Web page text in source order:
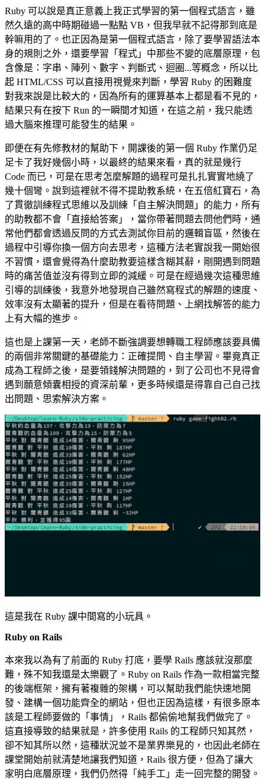
Ruby 可以說是真正意義上我正式學習的第一個程式語言，雖
然久遠的高中時期碰過一點點 VB，但我早就不記得那到底是
幹嘛用的了。也正因為是第一個程式語言，除了要學習語法本
身的規則之外，還要學習「程式」中那些不變的底層原理，包
含像是：字串、陣列、數字、判斷式、迴圈...等概念，所以比
起 HTML/CSS 可以直接用視覺來判斷，學習 Ruby 的困難度
對我來說是比較大的，因為所有的運算基本上都是看不見的，
結果只有在按下 Run 的一瞬間才知道，在這之前，我只能透
過大腦來推理可能發生的結果。
即便在有先修教材的幫助下，開課後的第一個 Ruby 作業仍足
足卡了我好幾個小時，以最終的結果來看，真的就是幾行
Code 而已，可是在思考怎麼解題的過程可是扎扎實實地繞了
幾十個彎。說到這裡就不得不提助教系統，在五倍紅寶石，為
了貫徹訓練程式思維以及訓練「自主解決問題」的能力，所有
的助教都不會「直接給答案」，當你帶著問題去問他們時，通
常他們都會透過反問的方式去測試你目前的邏輯盲區，然後在
過程中引導你換一個方向去思考，這種方法老實說我一開始很
不習慣，還會覺得為什麼助教要這樣含糊其辭，剛開遇到問題
時的痛苦值並沒有得到立即的減緩。可是在經過幾次這種思維
引導的訓練後，我意外地發現自己雖然寫程式的解題的速度、
效率沒有太顯著的提升，但是在看待問題、上網找解答的能力
上有大幅的進步。
這也是上課第一天，老師不斷強調要想轉職工程師應該要具備
的兩個非常關鍵的基礎能力：正確提問、自主學習。畢竟真正
成為工程師之後，是要領錢解決問題的，到了公司也不見得會
遇到願意傾囊相授的資深前輩，更多時候還是得靠自己自己找
出問題、思索解決方案。
這是我在 Ruby 課中間寫的小玩具。
Ruby on Rails
本來我以為有了前面的 Ruby 打底，要學 Rails 應該就沒那麼
難，殊不知我還是太樂觀了。Ruby on Rails 作為一款相當完整
的後端框架，擁有著複雜的架構，可以幫助我們能快速地開
發、建構一個功能齊全的網站，但也正因為這樣，有很多原本
該是工程師要做的「事情」，Rails 都偷偷地幫我們做完了。
這直接導致的結果就是，許多使用 Rails 的工程師只知其然，
卻不知其所以然，這種狀況並不是業界樂見的，也因此老師在
課堂開始前就清楚地讓我們知道，Rails 很方便，但為了讓大
家明白底層原理，我們仍然得「純手工」走一回完整的開發。